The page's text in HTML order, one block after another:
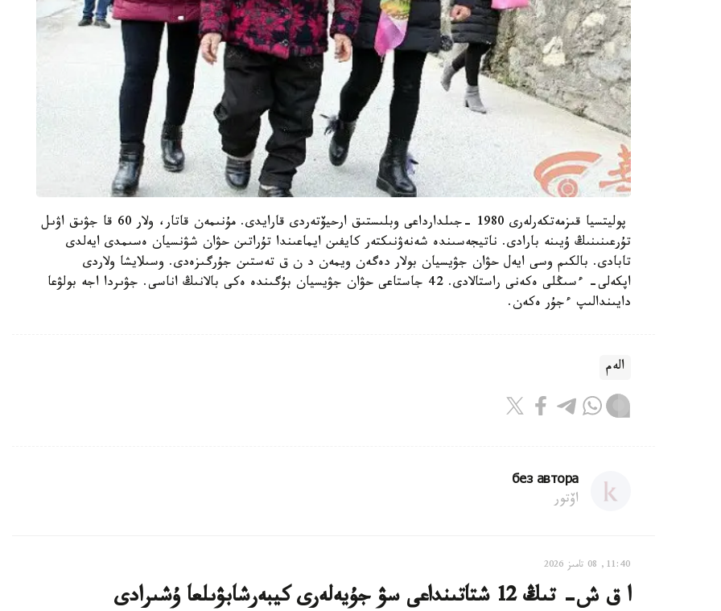
پوليتسيا قىزمەتكەرلەرى 1980 -جىلدارداعى وبلىستىق ارحيۆتەردى قارايدى. مۇنىمەن قاتار، ولار 60 قا جۋىق اۋىل
تۇرعىنىنىڭ ۇيىنە بارادى. ناتيجەسىندە شەنەۋنىكتەر كايفىن ايماعىندا تۇراتىن حۋان شۋنسيان ەسىمدى ايەلدى
تابادى. بالكىم وسى ايەل حۋان جۋيسيان بولار دەگەن ويمەن د ن ق تەستىن جۇرگىزەدى. وسىلايشا ولاردى
اپكەلى- ءسىڭلى ەكەنى راستالادى. 42 جاستاعى حۋان جۋيسيان بۇگىندە ەكى بالانىڭ اناسى. جۋىردا اجە بولۋعا
دايىندالىپ ءجۇر ەكەن.
الەم
без автора
اۆتور
11:40, 08 تامىز 2026
ا ق ش- تىڭ 12 شتاتىنداعى سۋ جۇيەلەرى كيبەرشابۋىلعا ۇشىرادى